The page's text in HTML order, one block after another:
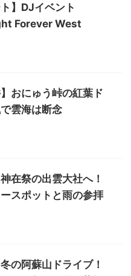
ト】DJイベント
Forever West
】おにゅう峠の紅葉ド
雲海は断念
在祭の出雲大社へ！
スポットと雨の参拝
の阿蘇山ドライブ！